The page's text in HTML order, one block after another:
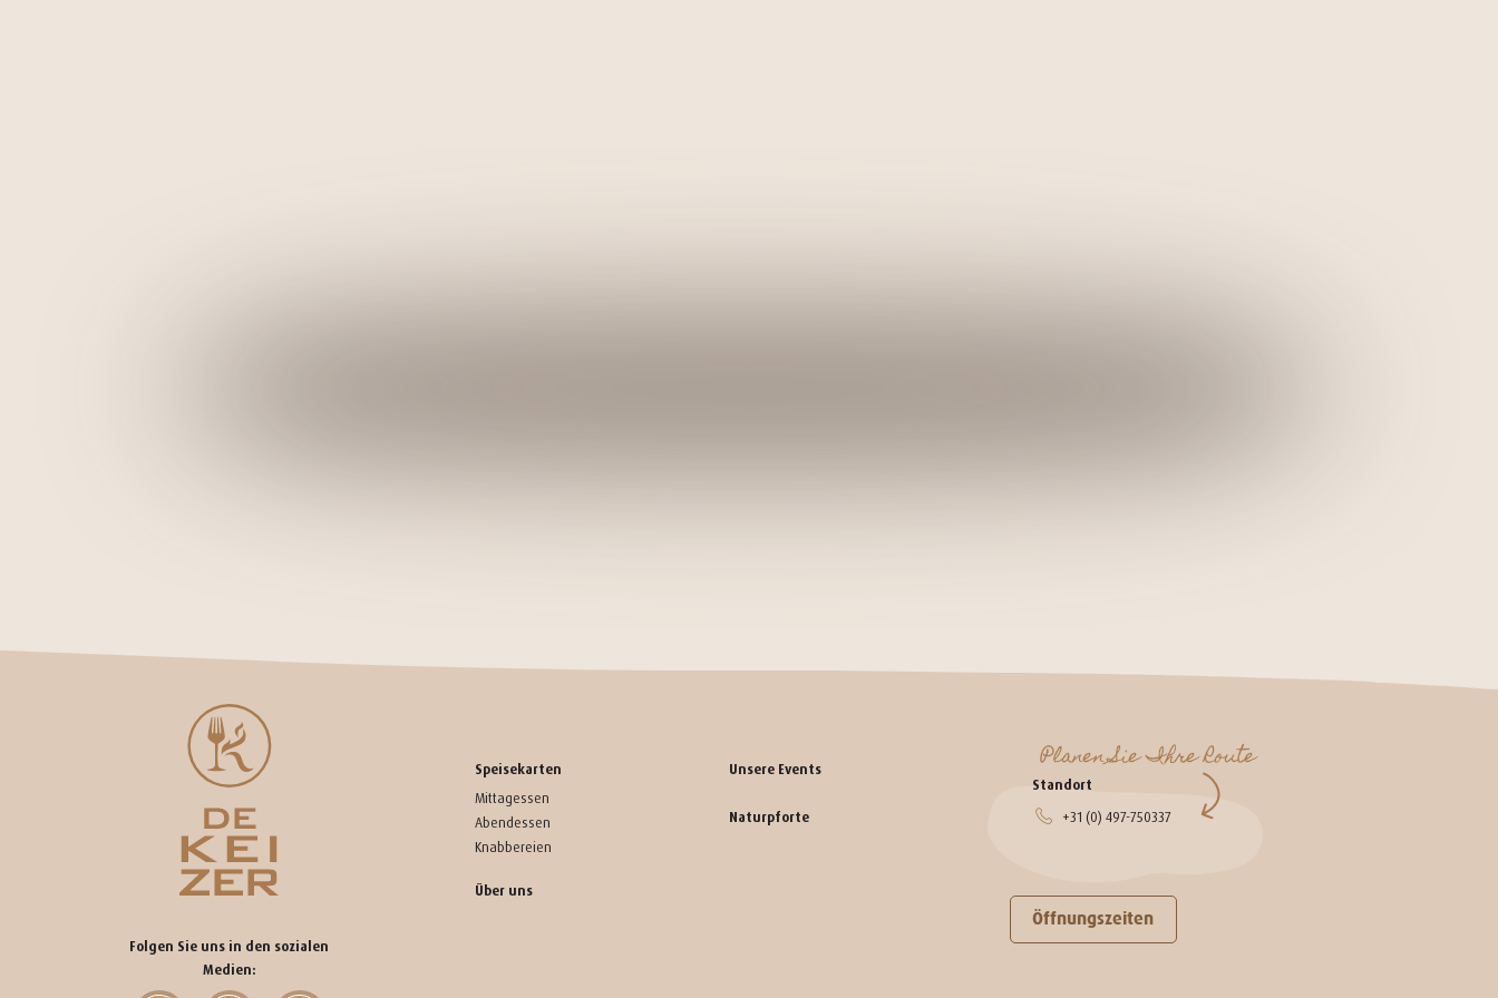
Folgen Sie uns in den sozialen
Medien:
Speisekarten
Mittagessen
Abendessen
Knabbereien
Über uns
Unsere Events
Naturpforte
Standort
+31 (0) 497-750337
Planen Sie Ihre Route
Öffnungszeiten